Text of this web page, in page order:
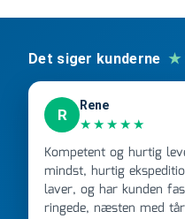
Det siger kunderne ★
R
Rene
★★★★★
Kompetent og hurtig levering!
mindst, hurtig
laver, og har kunden
ringede, næsten med